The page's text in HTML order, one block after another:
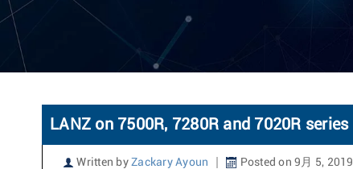
LANZ on 7500R, 7280R and 7020R series
Written by Zackary Ayoun Posted on 9月 5, 2019